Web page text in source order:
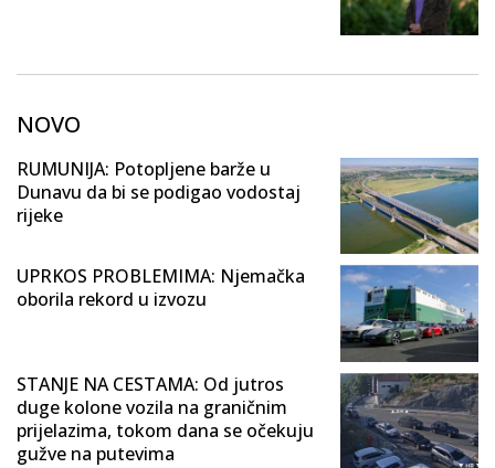
NOVO
RUMUNIJA: Potopljene barže u
Dunavu da bi se podigao vodostaj
rijeke
UPRKOS PROBLEMIMA: Njemačka
oborila rekord u izvozu
STANJE NA CESTAMA: Od jutros
duge kolone vozila na graničnim
prijelazima, tokom dana se očekuju
gužve na putevima